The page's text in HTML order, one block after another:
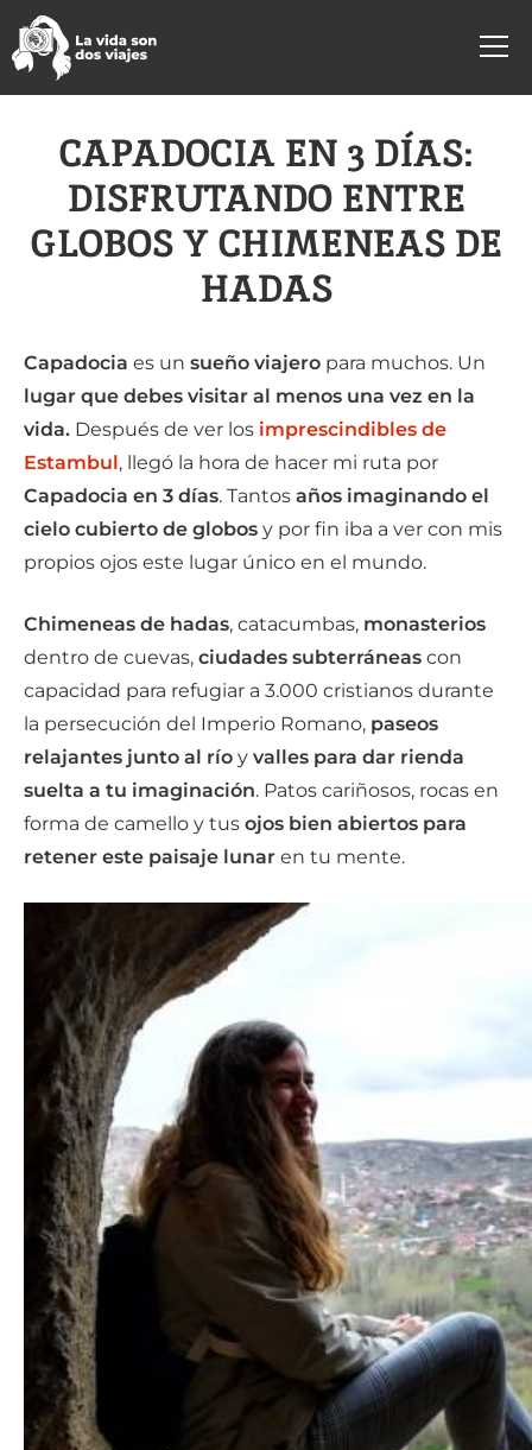
CAPADOCIA EN 3 DÍAS:
DISFRUTANDO ENTRE
GLOBOS Y CHIMENEAS DE
HADAS
Capadocia es un sueño viajero para muchos. Un
lugar que debes visitar al menos una vez en la
vida. Después de ver los imprescindibles de
Estambul, llegó la hora de hacer mi ruta por
Capadocia en 3 días. Tantos años imaginando el
cielo cubierto de globos y por fin iba a ver con mis
propios ojos este lugar único en el mundo.
Chimeneas de hadas, catacumbas, monasterios
dentro de cuevas, ciudades subterráneas con
capacidad para refugiar a 3.000 cristianos durante
la persecución del Imperio Romano, paseos
relajantes junto al río y valles para dar rienda
suelta a tu imaginación. Patos cariñosos, rocas en
forma de camello y tus ojos bien abiertos para
retener este paisaje lunar en tu mente.